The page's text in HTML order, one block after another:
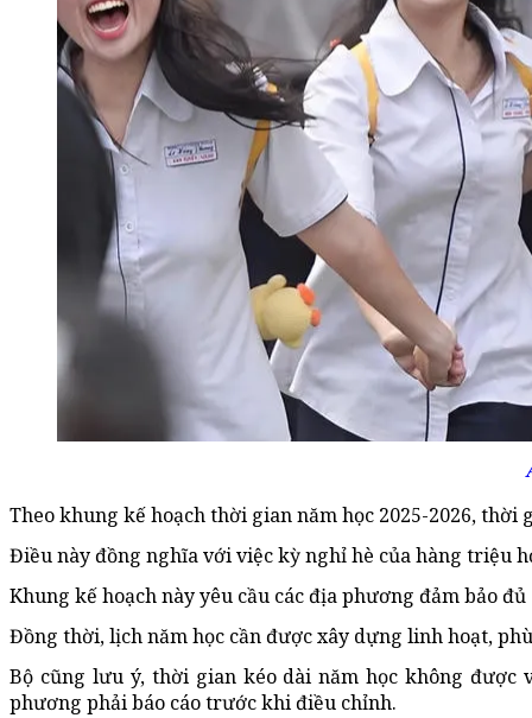
Theo khung kế hoạch thời gian năm học 2025-2026,
Điều này đồng nghĩa với việc kỳ nghỉ hè của hàng triệu
Khung kế hoạch này yêu cầu các địa phương đảm bảo
Đồng thời, lịch năm học cần được xây dựng linh hoạt,
Bộ cũng lưu ý, thời gian kéo dài năm học không
phương phải báo cáo trước khi điều chỉnh.